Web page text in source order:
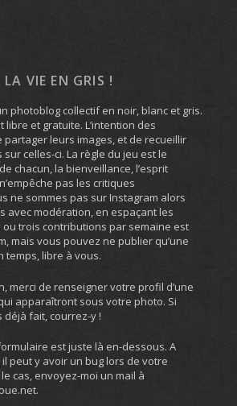
LA VIE EN GRIS !
photoblog collectif en noir, blanc et gris.
libre et gratuite. L’intention des
leurs images, et de recueillir
celles-ci. La règle du jeu est le
chacun, la bienveillance, l’esprit
pas les critiques
ne sommes pas sur Instagram alors
avec modération, en espaçant les
trois contributions par semaine est
mais vous pouvez ne publier qu’une
temps, libre à vous.
merci de renseigner votre profil d’une
apparaîtront sous votre photo. Si
déjà fait, courrez-y !
est juste là en-dessous. A
peut y avoir un bug lors de votre
cas, envoyez-moi un mail à